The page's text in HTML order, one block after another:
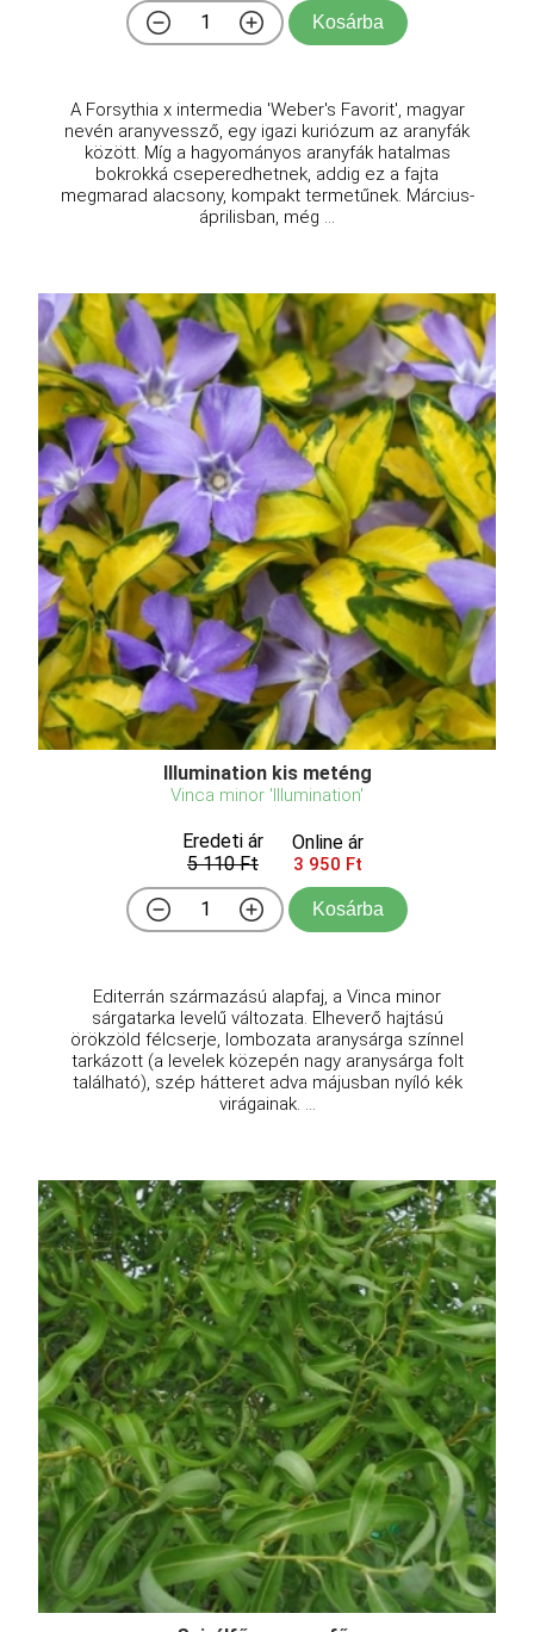
Kosárba
A Forsythia x intermedia 'Weber's Favorit', magyar
nevén aranyvessző, egy igazi kuriózum az aranyfák
között. Míg a hagyományos aranyfák hatalmas
bokrokká cseperedhetnek, addig ez a fajta
megmarad alacsony, kompakt termetűnek. Március-
áprilisban, még ...
Illumination kis meténg
Vinca minor 'Illumination'
Eredeti ár
5 110 Ft
Online ár
3 950 Ft
Kosárba
Editerrán származású alapfaj, a Vinca minor
sárgatarka levelű változata. Elheverő hajtású
örökzöld félcserje, lombozata aranysárga színnel
tarkázott (a levelek közepén nagy aranysárga folt
található), szép hátteret adva májusban nyíló kék
virágainak. ...